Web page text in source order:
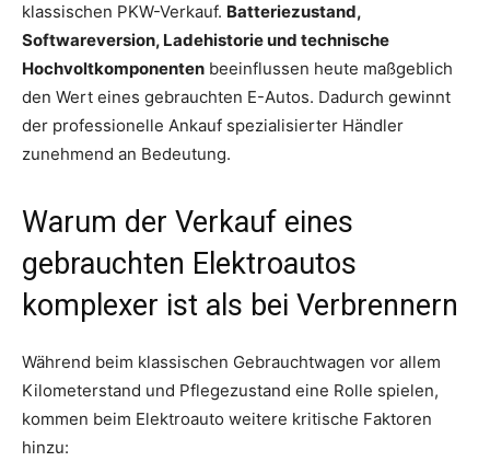
klassischen PKW-Verkauf. Batteriezustand,
Softwareversion, Ladehistorie und technische
Hochvoltkomponenten beeinflussen heute maßgeblich
den Wert eines gebrauchten E-Autos. Dadurch gewinnt
der professionelle Ankauf spezialisierter Händler
zunehmend an Bedeutung.
Warum der Verkauf eines
gebrauchten Elektroautos
komplexer ist als bei Verbrennern
Während beim klassischen Gebrauchtwagen vor allem
Kilometerstand und Pflegezustand eine Rolle spielen,
kommen beim Elektroauto weitere kritische Faktoren
hinzu: